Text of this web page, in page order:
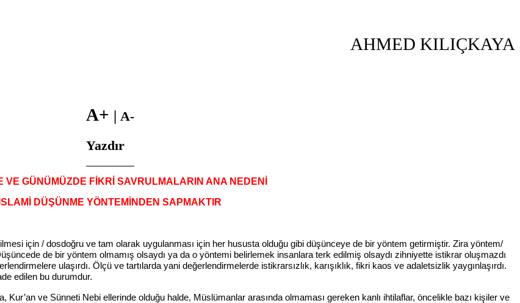
AHMED KILIÇKAYA
A+
A-
Yazdır
VE GÜNÜMÜZDE FİKRİ SAVRULMALARIN ANA NEDENİ
İSLAMİ DÜŞÜNME YÖNTEMİNDEN SAPMAKTIR
için / dosdoğru ve tam olarak uygulanması için her hususta olduğu gibi düşünceye de bir yöntem getirmiştir. Zira yöntem/
de bir yöntem olmamış olsaydı ya da o yöntemi belirlemek insanlara terk edilmiş olsaydı zihniyette istikrar oluşmazdı
ulaşırdı. Ölçü ve tartılarda yani değerlendirmelerde istikrarsızlık, karışıklık, fikri kaos ve adaletsizlik yaygınlaşırdı.
edilen bu durumdur.
ve Sünneti Nebi ellerinde olduğu halde, Müslümanlar arasında olmaması gereken kanlı ihtilaflar, öncelikle bazı kişiler ve